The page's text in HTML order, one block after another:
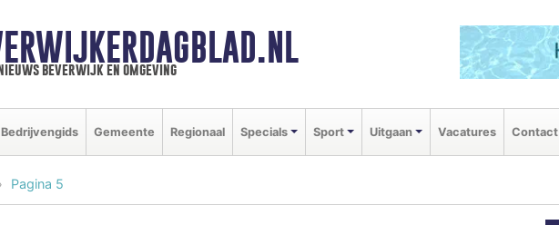
beverwijk en omgeving
Bedrijvengids Gemeente Regionaal Specials Sport Uitgaan Vacatures Contact
Pagina 5